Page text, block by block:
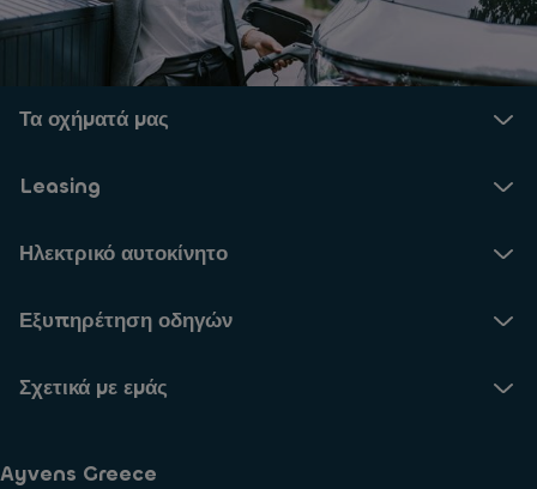
Τα οχήματά μας
Leasing
Ηλεκτρικό αυτοκίνητο
Εξυπηρέτηση οδηγών
Σχετικά με εμάς
Ayvens Greece